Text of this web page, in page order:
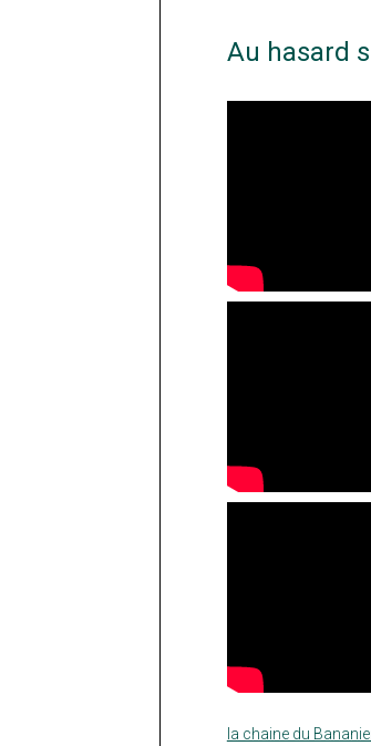
Au hasard
la chaine du